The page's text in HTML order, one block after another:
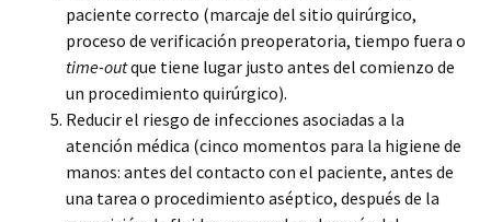
paciente correcto (marcaje del sitio quirúrgico,
proceso de verificación preoperatoria, tiempo fuera o
time-outque tiene lugar justo antes del comienzo de
un procedimiento quirúrgico).
Reducir el riesgo de infecciones asociadas a la
atención médica (cinco momentos para la higiene de
manos: antes del contacto con el paciente, antes de
una tarea o procedimiento aséptico, después de la